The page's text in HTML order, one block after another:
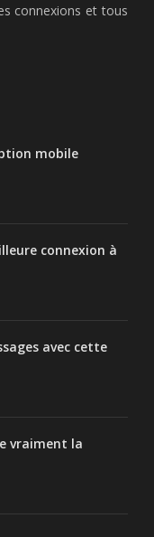
connexions et tous
mobile
connexion à
avec cette
vraiment la